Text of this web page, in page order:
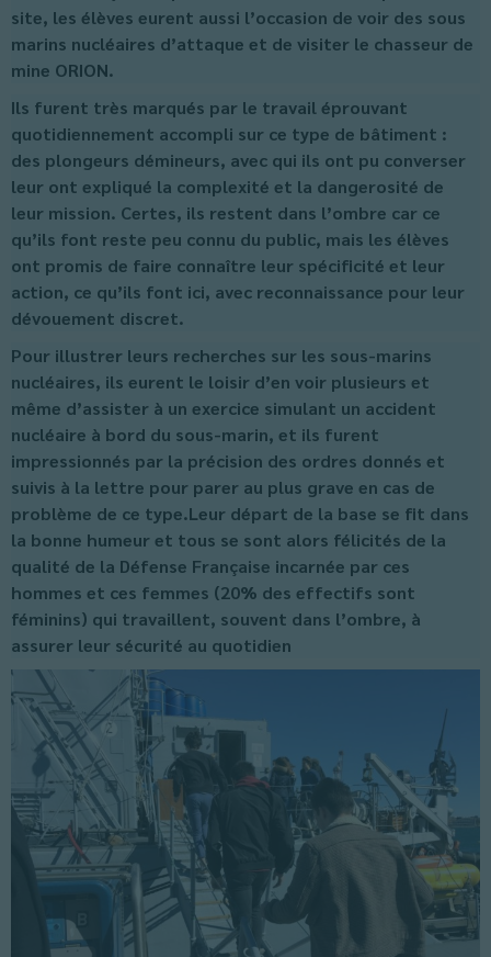
site, les élèves eurent aussi l’occasion de voir des sous
marins nucléaires d’attaque et de visiter le chasseur de
mine ORION.
Ils furent très marqués par le travail éprouvant
quotidiennement accompli sur ce type de bâtiment :
des plongeurs démineurs, avec qui ils ont pu converser
leur ont expliqué la complexité et la dangerosité de
leur mission. Certes, ils restent dans l’ombre car ce
qu’ils font reste peu connu du public, mais les élèves
ont promis de faire connaître leur spécificité et leur
action, ce qu’ils font ici, avec reconnaissance pour leur
dévouement discret.
Pour illustrer leurs recherches sur les sous-marins
nucléaires, ils eurent le loisir d’en voir plusieurs et
même d’assister à un exercice simulant un accident
nucléaire à bord du sous-marin, et ils furent
impressionnés par la précision des ordres donnés et
suivis à la lettre pour parer au plus grave en cas de
problème de ce type.Leur départ de la base se fit dans
la bonne humeur et tous se sont alors félicités de la
qualité de la Défense Française incarnée par ces
hommes et ces femmes (20% des effectifs sont
féminins) qui travaillent, souvent dans l’ombre, à
assurer leur sécurité au quotidien